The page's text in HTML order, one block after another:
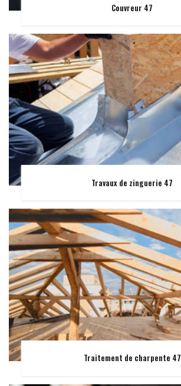
Couvreur 47
Travaux de zinguerie 47
Traitement de charpente 47